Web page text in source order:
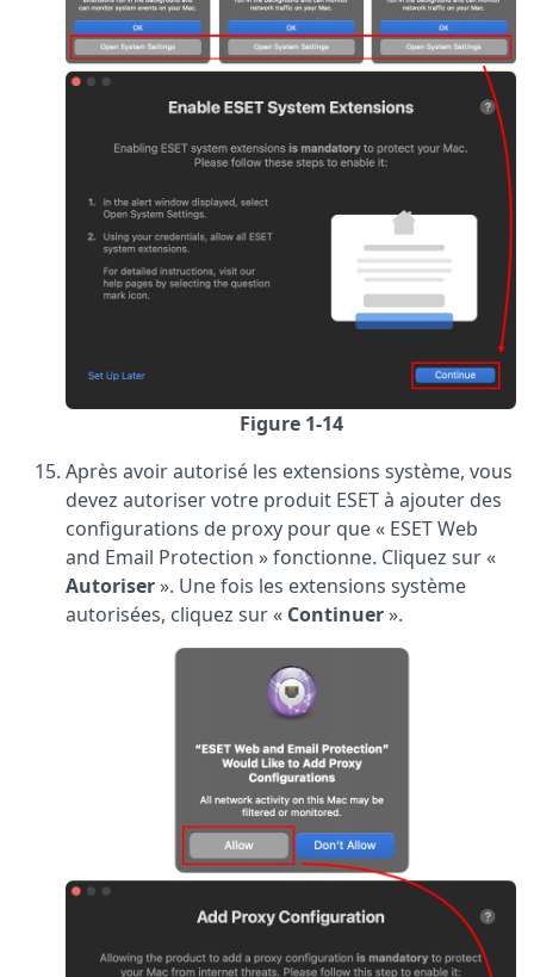
Figure 1-14
Après avoir autorisé les extensions système, vous
devez autoriser votre produit ESET à ajouter des
configurations de proxy pour que « ESET Web
and Email Protection » fonctionne. Cliquez sur «
Autoriser». Une fois les extensions système
autorisées, cliquez sur « Continuer».